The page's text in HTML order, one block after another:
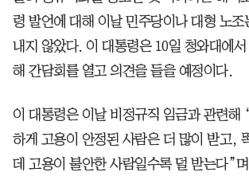
령 발언에 대해 이날 민주당이나 대형 노조
내지 않았다. 이 대통령은 10일 청와대에
해 간담회를 열고 의견을 들을 예정이다.
이 대통령은 이날 비정규직 임금과 관련해
하게 고용이 안정된 사람은 더 많이 받고,
데 고용이 불안한 사람일수록 덜 받는다”